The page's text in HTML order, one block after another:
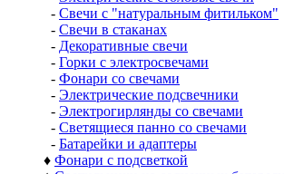
- Свечи с "натуральным фитильком"
- Свечи в стаканах
- Декоративные свечи
- Горки с электросвечами
- Фонари со свечами
- Электрические подсвечники
- Электрогирлянды со свечами
- Светящиеся панно со свечами
- Батарейки и адаптеры
♦ Фонари с подсветкой